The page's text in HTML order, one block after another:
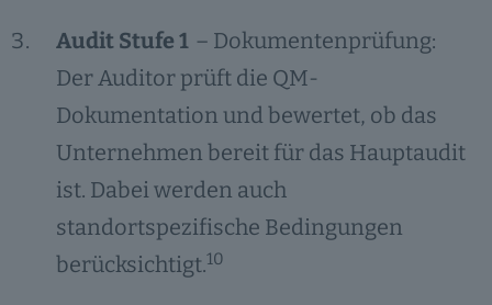
Audit Stufe 1 – Dokumentenprüfung:
Der Auditor prüft die QM-
Dokumentation und bewertet, ob das
Unternehmen bereit für das Hauptaudit
ist. Dabei werden auch
standortspezifische Bedingungen
berücksichtigt.10